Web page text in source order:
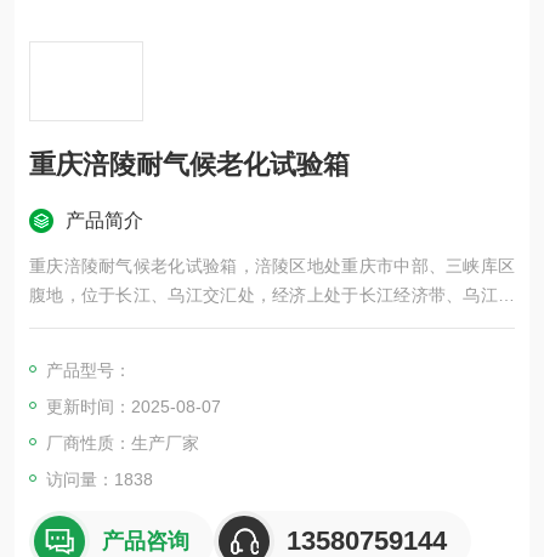
重庆涪陵耐气候老化试验箱
产品简介
重庆涪陵耐气候老化试验箱，涪陵区地处重庆市中部、三峡库区
腹地，位于长江、乌江交汇处，经济上处于长江经济带、乌江干
流开发区、武陵山扶贫开发区的结合部，是重庆市一小时经济圈
的朋友们如果试验箱方面的设备需求，请联系我司咨询了解。
产品型号：
更新时间：2025-08-07
厂商性质：生产厂家
访问量：1838
产品咨询 13580759144